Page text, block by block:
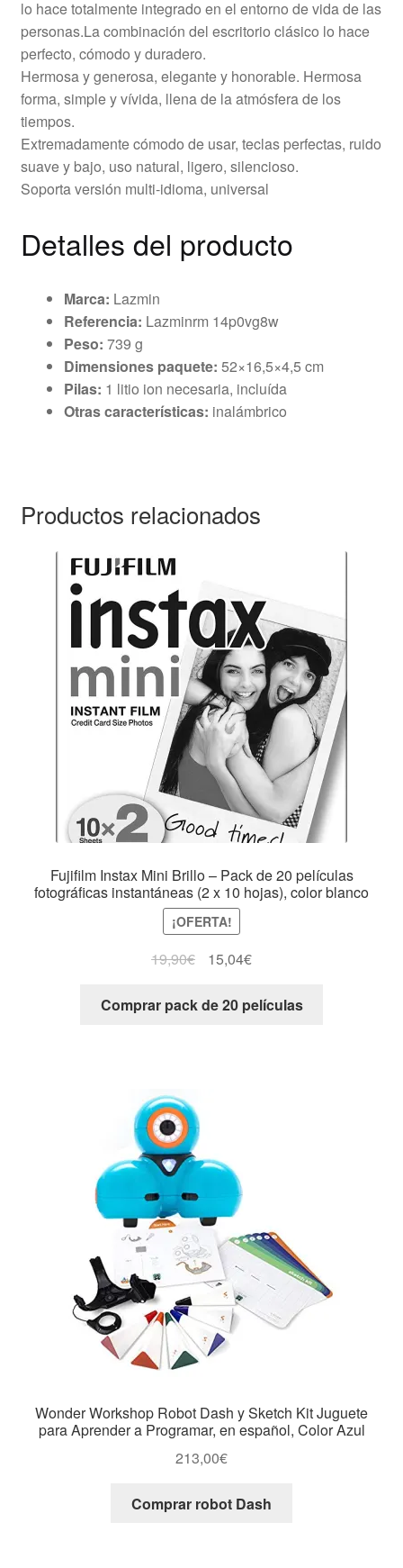
lo hace totalmente integrado en el entorno de vida de las
personas.La combinación del escritorio clásico lo hace
perfecto, cómodo y duradero.
Hermosa y generosa, elegante y honorable. Hermosa
forma, simple y vívida, llena de la atmósfera de los
tiempos.
Extremadamente cómodo de usar, teclas perfectas, ruido
suave y bajo, uso natural, ligero, silencioso.
Soporta versión multi-idioma, universal
Detalles del producto
Marca: Lazmin
Referencia: Lazminrm 14p0vg8w
Peso: 739 g
Dimensiones paquete: 52×16,5×4,5 cm
Pilas: 1 litio ion necesaria, incluída
Otras características: inalámbrico
Productos relacionados
Fujifilm Instax Mini Brillo – Pack de 20 películas
fotográficas instantáneas (2 x 10 hojas), color blanco
¡OFERTA!
19,90€ 15,04€
Comprar pack de 20 películas
Wonder Workshop Robot Dash y Sketch Kit Juguete
para Aprender a Programar, en español, Color Azul
213,00€
Comprar robot Dash